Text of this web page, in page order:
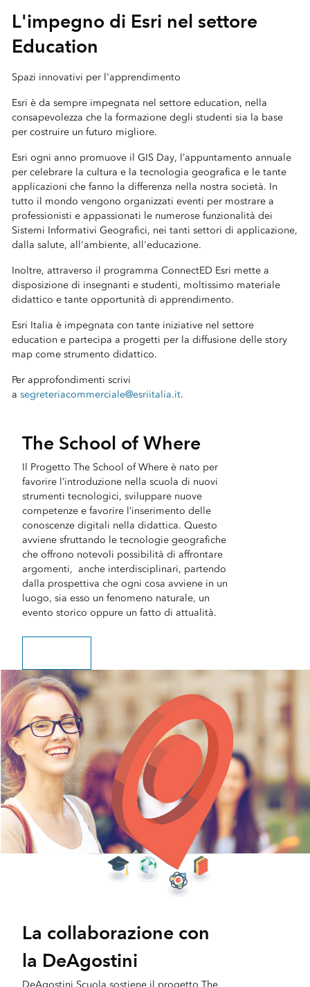
L'impegno di Esri nel settore
Education
Spazi innovativi per l'apprendimento
Esri è da sempre impegnata nel settore education, nella
consapevolezza che la formazione degli studenti sia la base
per costruire un futuro migliore.
Esri ogni anno promuove il GIS Day, l’appuntamento annuale
per celebrare la cultura e la tecnologia geografica e le tante
applicazioni che fanno la differenza nella nostra società. In
tutto il mondo vengono organizzati eventi per mostrare a
professionisti e appassionati le numerose funzionalità dei
Sistemi Informativi Geografici, nei tanti settori di applicazione,
dalla salute, all'ambiente, all'educazione.
Inoltre, attraverso il programma ConnectED Esri mette a
disposizione di insegnanti e studenti, moltissimo materiale
didattico e tante opportunità di apprendimento.
Esri Italia è impegnata con tante iniziative nel settore
education e partecipa a progetti per la diffusione delle story
map come strumento didattico.
Per approfondimenti scrivi
a segreteriacommerciale@esriitalia.it.
The School of Where
Il Progetto The School of Where è nato per
favorire l’introduzione nella scuola di nuovi
strumenti tecnologici, sviluppare nuove
competenze e favorire l’inserimento delle
conoscenze digitali nella didattica. Questo
avviene sfruttando le tecnologie geografiche
che offrono notevoli possibilità di affrontare
argomenti, anche interdisciplinari, partendo
dalla prospettiva che ogni cosa avviene in un
luogo, sia esso un fenomeno naturale, un
evento storico oppure un fatto di attualità.
La collaborazione con
la DeAgostini
DeAgostini Scuola sostiene il progetto The